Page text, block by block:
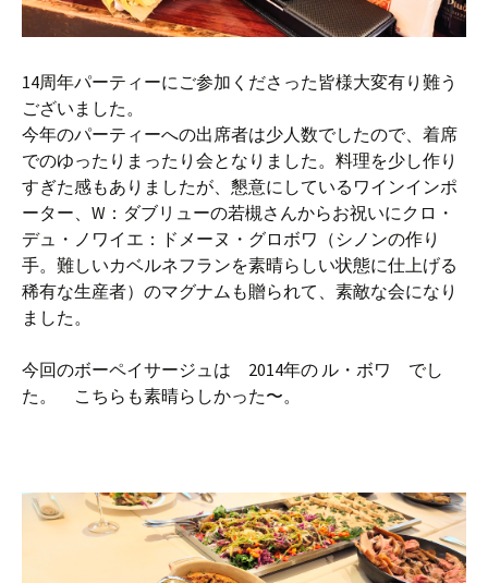
14周年パーティーにご参加くださった皆様大変有り難う
ございました。
今年のパーティーへの出席者は少人数でしたので、着席
でのゆったりまったり会となりました。料理を少し作り
すぎた感もありましたが、懇意にしているワインインポ
ーター、W：ダブリューの若槻さんからお祝いにクロ・
デュ・ノワイエ：ドメーヌ・グロボワ（シノンの作り
手。難しいカベルネフランを素晴らしい状態に仕上げる
稀有な生産者）のマグナムも贈られて、素敵な会になり
ました。
今回のボーペイサージュは 2014年の ル・ボワ でし
た。 こちらも素晴らしかった〜。